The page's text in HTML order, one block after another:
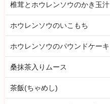
椎茸とホウレンソウのかき玉汁
ホウレンソウのいこもち
ホウレンソウのパウンドケーキ
桑抹茶入りムース
茶飯(ちゃめし)